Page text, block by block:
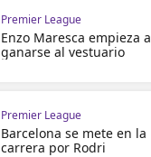
Premier League
Enzo Maresca empieza a
ganarse al vestuario
Premier League
Barcelona se mete en la
carrera por Rodri